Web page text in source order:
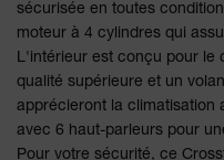
sécurisée en toutes
moteur à 4 cylindres qui
L'intérieur est conçu pour le
qualité supérieure et un
apprécieront la climatisation
avec 6 haut-parleurs pour
Pour votre sécurité, ce